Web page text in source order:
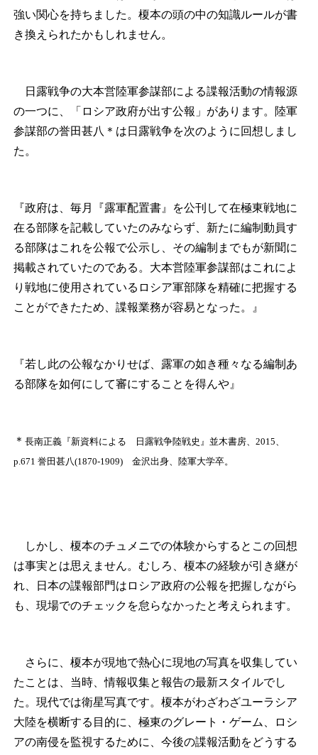
強い関心を持ちました。榎本の頭の中の知識ルールが書
き換えられたかもしれません。
日露戦争の大本営陸軍参謀部による諜報活動の情報源
の一つに、「ロシア政府が出す公報」があります。陸軍
参謀部の誉田甚八 ＊ は日露戦争を次のように回想しまし
た。
『政府は、毎月『露軍配置書』を公刊して在極東戦地に
在る部隊を記載していたのみならず、新たに編制動員す
る部隊はこれを公報で公示し、その編制までもが新聞に
掲載されていたのである。大本営陸軍参謀部はこれによ
り戦地に使用されているロシア軍部隊を精確に把握する
ことができたため、諜報業務が容易となった。』
『若し此の公報なかりせば、露軍の如き種々なる編制あ
る部隊を如何にして審にすることを得んや』
＊ 長南正義『新資料による 日露戦争陸戦史』並木書房、2015、
p.671 誉田甚八(1870‐1909) 金沢出身、陸軍大学卒。
しかし、榎本のチュメニでの体験からするとこの回想
は事実とは思えません。むしろ、榎本の経験が引き継が
れ、日本の諜報部門はロシア政府の公報を把握しながら
も、現場でのチェックを怠らなかったと考えられます。
さらに、榎本が現地で熱心に現地の写真を収集してい
たことは、当時、情報収集と報告の最新スタイルでし
た。現代では衛星写真です。榎本がわざわざユーラシア
大陸を横断する目的に、極東のグレート・ゲーム、ロシ
アの南侵を監視するために、今後の諜報活動をどうする